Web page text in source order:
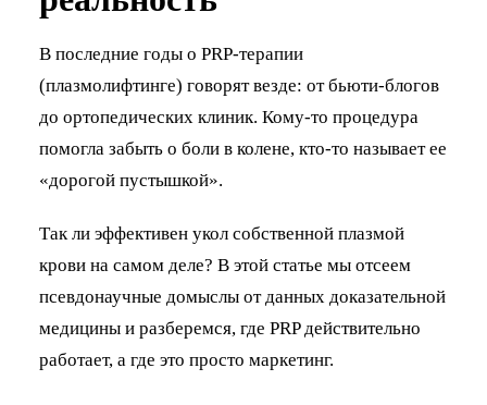
В последние годы о PRP-терапии
(плазмолифтинге) говорят везде: от бьюти-блогов
до ортопедических клиник. Кому-то процедура
помогла забыть о боли в колене, кто-то называет ее
«дорогой пустышкой».
Так ли эффективен укол собственной плазмой
крови на самом деле? В этой статье мы отсеем
псевдонаучные домыслы от данных доказательной
медицины и разберемся, где PRP действительно
работает, а где это просто маркетинг.